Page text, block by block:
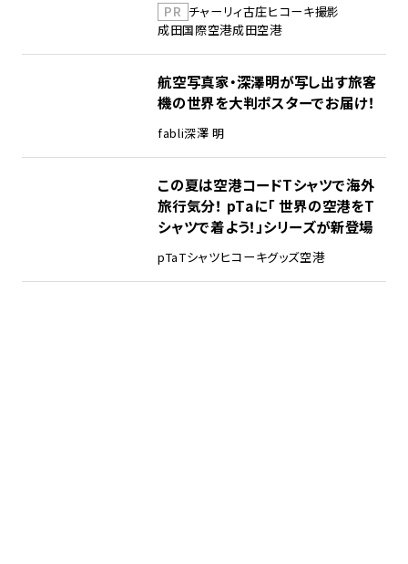
PR チャーリィ古庄ヒコーキ撮影
成田国際空港成田空港
航空写真家・深澤明が写し出す旅客
機の世界を大判ポスターでお届け！
fabli深澤 明
この夏は空港コードTシャツで海外
旅行気分！ pTaに「 世界の空港をT
シャツで着よう！」シリーズが新登場
pTaTシャツヒコーキグッズ空港